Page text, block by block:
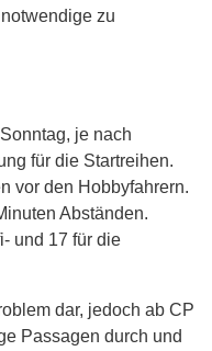
zu
je nach
für die Startreihen.
vor den Hobbyfahrern.
Abständen.
und 17 für die
dar, jedoch ab CP
Passagen durch und